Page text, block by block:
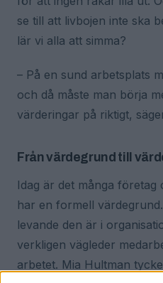
se till att livbojen inte ska
lär vi alla att simma?
– På en sund arbetsplats
och då måste man börja
värderingar på riktigt,
Från värdegrund till
Idag är det många
har en formell
levande den är i
verkligen vägleder
arbetet. Mia Hultman